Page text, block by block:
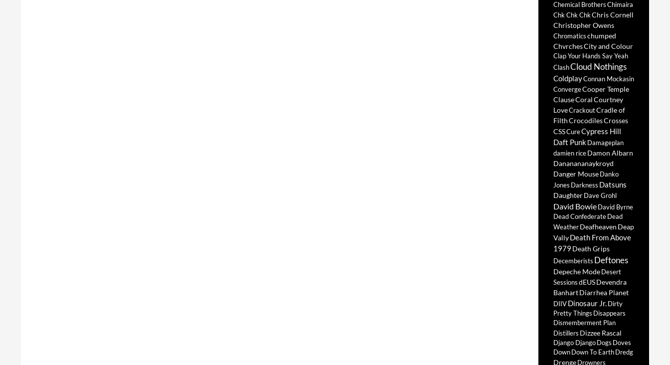
Chemical BrothersChimaira
Chk Chk ChkChris Cornell
Christopher Owens
Chromaticschumped
ChvrchesCity and Colour
Clap Your Hands Say Yeah
ClashCloud Nothings
ColdplayConnan Mockasin
ConvergeCooper Temple
ClauseCoralCourtney
LoveCrackoutCradle of
FilthCrocodilesCrosses
CSSCureCypress Hill
Daft PunkDamageplan
damien riceDamon Albarn
Dananananaykroyd
Danger MouseDanko
Jones Darkness Datsuns
DaughterDave Grohl
David BowieDavid Byrne
Dead ConfederateDead
WeatherDeafheaven Deap
VallyDeath From Above
1979 Death Grips
Decemberists Deftones
Depeche ModeDesert
SessionsdEUSDevendra
BanhartDiarrhea Planet
DIIVDinosaur Jr.Dirty
Pretty Things Disappears
Dismemberment Plan
Distillers Dizzee Rascal
Django DjangoDogs Doves
DownDown To EarthDredg
DrengeDrowners